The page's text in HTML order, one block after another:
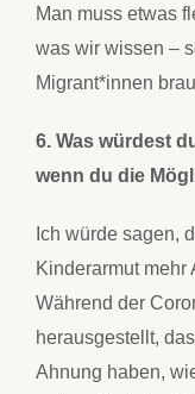
Man muss etwas
was wir wissen –
Migrant*innen
6. Was würdest
wenn du die
Ich würde sagen,
Kinderarmut mehr
Während der
herausgestellt,
Ahnung haben,